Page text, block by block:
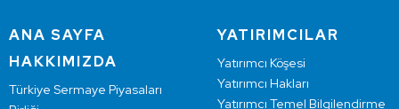
ANA SAYFA
HAKKIMIZDA
Türkiye Sermaye Piyasaları
YATIRIMCILAR
Yatırımcı Köşesi
Yatırımcı Hakları
Yatırımcı Temel Bilgilendirme